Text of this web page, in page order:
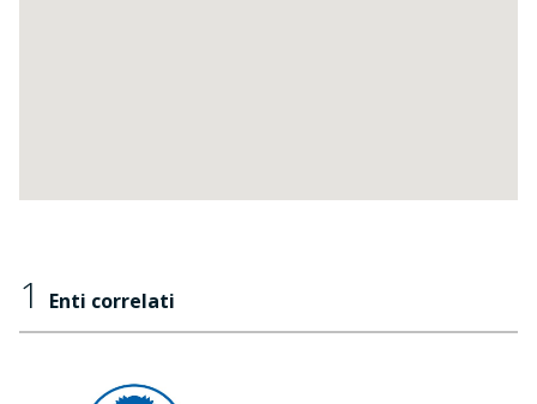
1 Enti correlati